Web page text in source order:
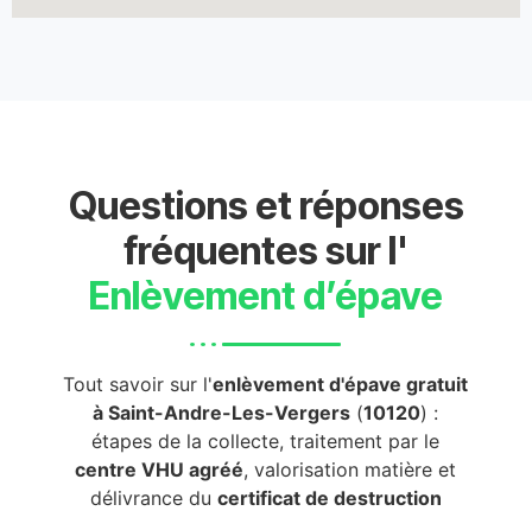
Questions et réponses
fréquentes sur l'
Enlèvement d’épave
Tout savoir sur l'enlèvement d'épave gratuit
à Saint-Andre-Les-Vergers (10120) :
étapes de la collecte, traitement par le
centre VHU agréé, valorisation matière et
délivrance du certificat de destruction